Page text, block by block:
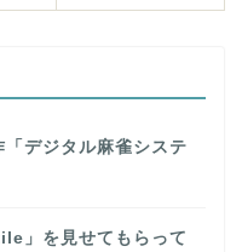
デジタル麻雀システ
」を見せてもらって